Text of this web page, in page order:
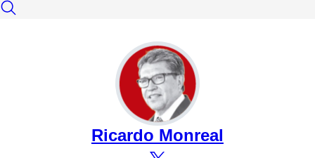
Ricardo Monreal